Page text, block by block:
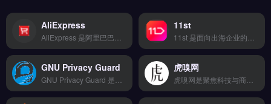
AliExpress 11st
GNU Privacy Guard 虎嗅网